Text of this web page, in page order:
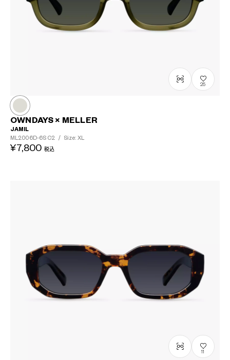
25
OWNDAYS × MELLER
JAMIL
ML2006D-6S C2 / Size: XL
¥7,800 税込
11